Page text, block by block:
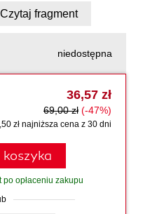
Czytaj fragment
niedostępna
36,57 zł
69,00 zł (-47%)
zł najniższa cena z 30 dni
opłaceniu zakupu